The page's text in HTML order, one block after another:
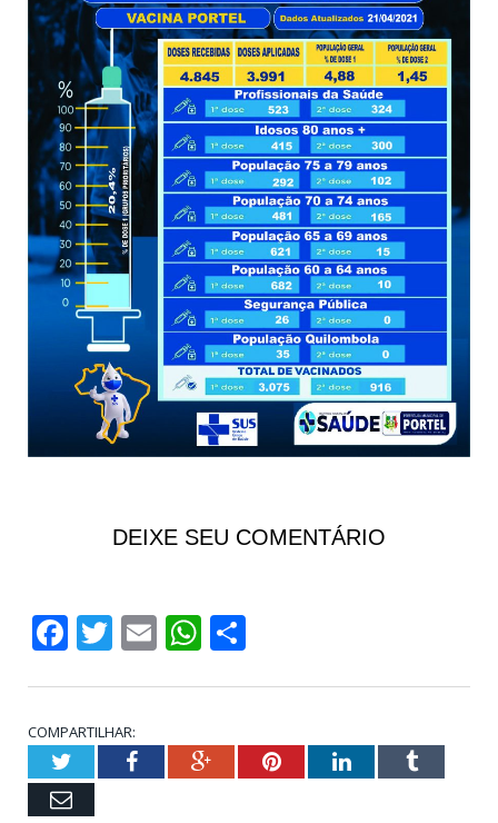
DEIXE SEU COMENTÁRIO
Facebook
Twitter
EmailWhatsApp
COMPARTILHAR:
TwitterFacebookGoogle+PinterestLinkedInTumblr
Email